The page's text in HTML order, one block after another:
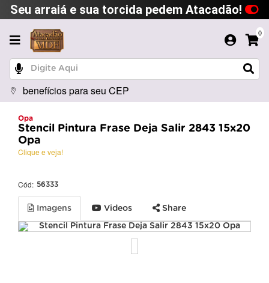
Seu arraiá e sua torcida pedem Atacadão!
0
benefícios para seu CEP
Opa
Stencil Pintura Frase Deja Salir 2843 15x20
Opa
Clique e veja!
Cód: 56333
Imagens Videos Share